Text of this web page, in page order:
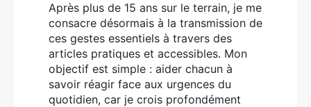
Après plus de 15 ans sur le terrain, je me
consacre désormais à la transmission de
ces gestes essentiels à travers des
articles pratiques et accessibles. Mon
objectif est simple : aider chacun à
savoir réagir face aux urgences du
quotidien, car je crois profondément